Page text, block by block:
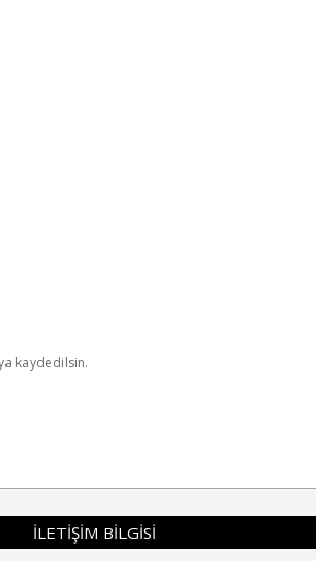
kaydedilsin.
İLETİŞİM BİLGİSİ